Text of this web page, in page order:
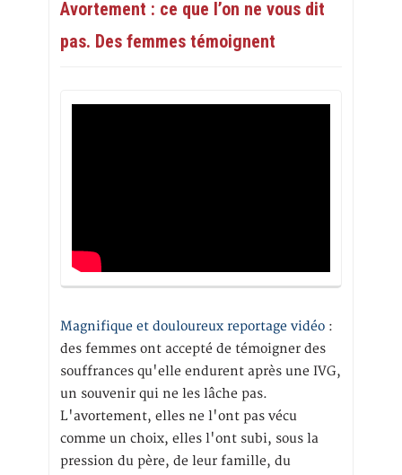
Avortement : ce que l’on ne vous dit
pas. Des femmes témoignent
Magnifique et douloureux reportage vidéo :
des femmes ont accepté de témoigner des
souffrances qu'elle endurent après une IVG,
un souvenir qui ne les lâche pas.
L'avortement, elles ne l'ont pas vécu
comme un choix, elles l'ont subi, sous la
pression du père, de leur famille, du